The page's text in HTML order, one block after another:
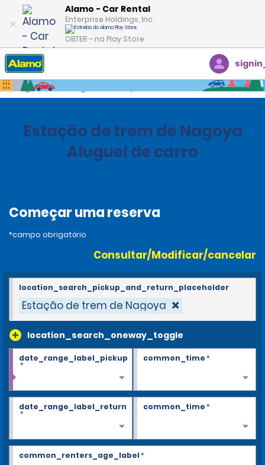
Alamo - Car Rental
Enterprise Holdings, Inc.
OBTER – na Play Store
Página inicial
Estação de trem de Nagoya
Aluguel de carro
Começar uma reserva
*campo obrigatório
Consultar/Modificar/cancelar
Estação de trem de Nagoya
location_search_oneway_toggle
location_search_pickup_and_return_placeholder
date_range_label_pickup
*
common_time*
date_range_label_return
*
common_time*
common_renters_age_label*